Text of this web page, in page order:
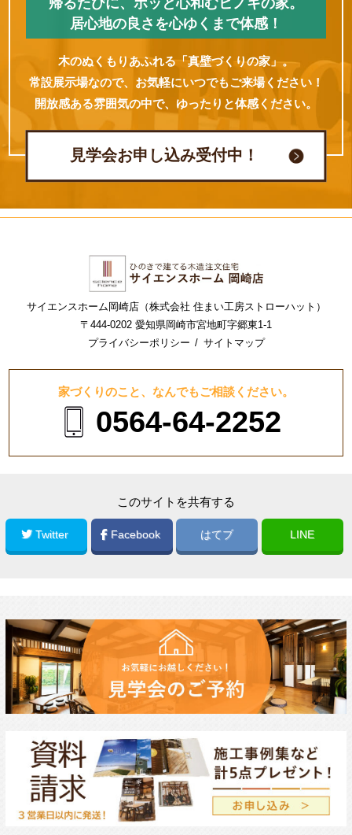
帰るたびに、ホッと心和むヒノキの家。
居心地の良さを心ゆくまで体感！
木のぬくもりあふれる「真壁づくりの家」。
常設展示場なので、お気軽にいつでもご来場ください！
開放感ある雰囲気の中で、ゆったりと体感ください。
見学会お申し込み受付中！
サイエンスホーム岡崎店（株式会社 住まい工房ストローハット）
〒444-0202 愛知県岡崎市宮地町字郷東1-1
プライバシーポリシー
サイトマップ
家づくりのこと、なんでもご相談ください。
0564-64-2252
このサイトを共有する
Twitter Facebook はてブ LINE